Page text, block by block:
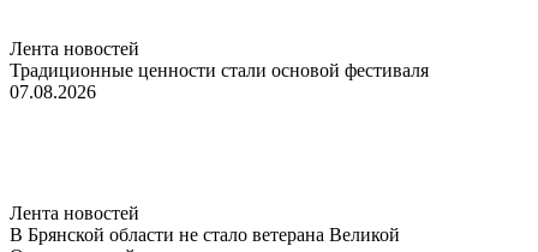
Лента новостей
Традиционные ценности стали основой фестиваля
07.08.2026
Лента новостей
В Брянской области не стало ветерана Великой